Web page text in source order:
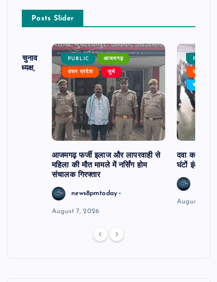
Posts Slider
का चुनाव
बने अध्यक्ष,
PUBLIC आजमगढ़
उत्तर प्रदेश जुर्म
आजमगढ़ फर्जी इलाज और लापरवाही से
महिला की मौत मामले में नर्सिंग होम
संचालक गिरफ्तार
news8pmtoday
August 7, 2026
PUBLIC
उत्तर
बड़ी खबर
दवा कक्ष में
घंटों इंतजार
August 6,